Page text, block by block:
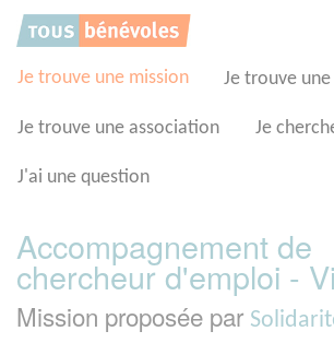
Je trouve une mission Je trouve
Je trouve une association Je
J'ai une question
Accompagnement de
chercheur d'emploi -
Mission proposée par
Panneau de gestion des cookies